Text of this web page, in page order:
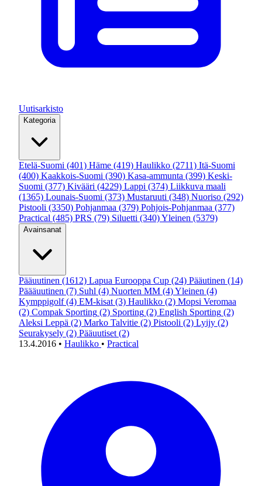
Uutisarkisto
Kategoria
Etelä-Suomi (401) Häme (419) Haulikko (2711) Itä-Suomi
(400) Kaakkois-Suomi (390) Kasa-ammunta (399) Keski-
Suomi (377) Kivääri (4229) Lappi (374) Liikkuva maali
(1365) Lounais-Suomi (373) Mustaruuti (348) Nuoriso (292)
Pistooli (3350) Pohjanmaa (379) Pohjois-Pohjanmaa (377)
Practical (485) PRS (79) Siluetti (340)Yleinen (5379)
Avainsanat
Pääuutinen (1612) Lapua Eurooppa Cup (24) Pääutinen (14)
Päääuutinen (7) Suhl (4) Nuorten MM (4)Yleinen (4)
Kymppigolf (4) EM-kisat (3) Haulikko (2) Mopsi Veromaa
(2) Compak Sporting (2) Sporting (2) English Sporting (2)
Aleksi Leppä (2) Marko Talvitie (2) Pistooli (2) Lyijy (2)
Seurakysely (2) Pääuutiset (2)
13.4.2016 • Haulikko • Practical